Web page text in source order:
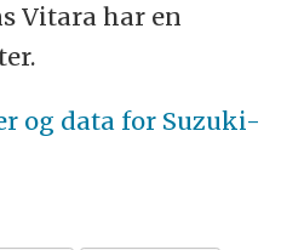
Vitara har en
og data for Suzuki-